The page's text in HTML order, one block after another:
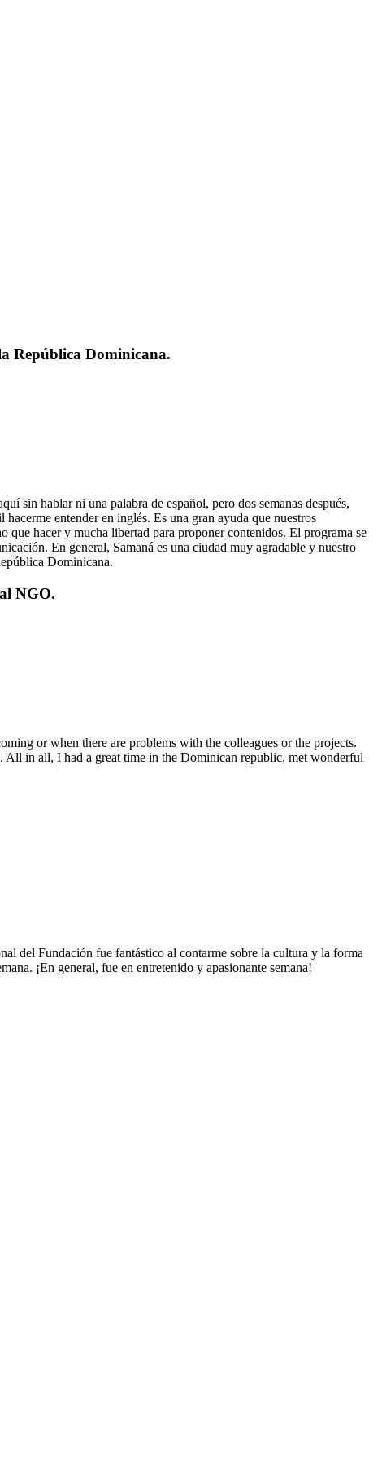
República Dominicana.
sin hablar ni una palabra de español, pero dos semanas después,
entender en inglés. Es una gran ayuda que nuestros
que hacer y mucha libertad para proponer contenidos. El programa se
En general, Samaná es una ciudad muy agradable y nuestro
Dominicana.
NGO.
or when there are problems with the colleagues or the projects.
in all, I had a great time in the Dominican republic, met wonderful
del Fundación fue fantástico al contarme sobre la cultura y la forma
¡En general, fue en entretenido y apasionante semana!